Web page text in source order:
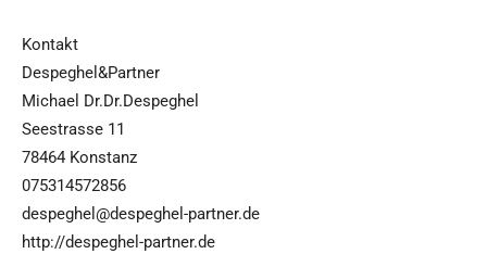
Kontakt
Despeghel&Partner
Michael Dr.Dr.Despeghel
Seestrasse 11
78464 Konstanz
075314572856
despeghel@despeghel-partner.de
http://despeghel-partner.de